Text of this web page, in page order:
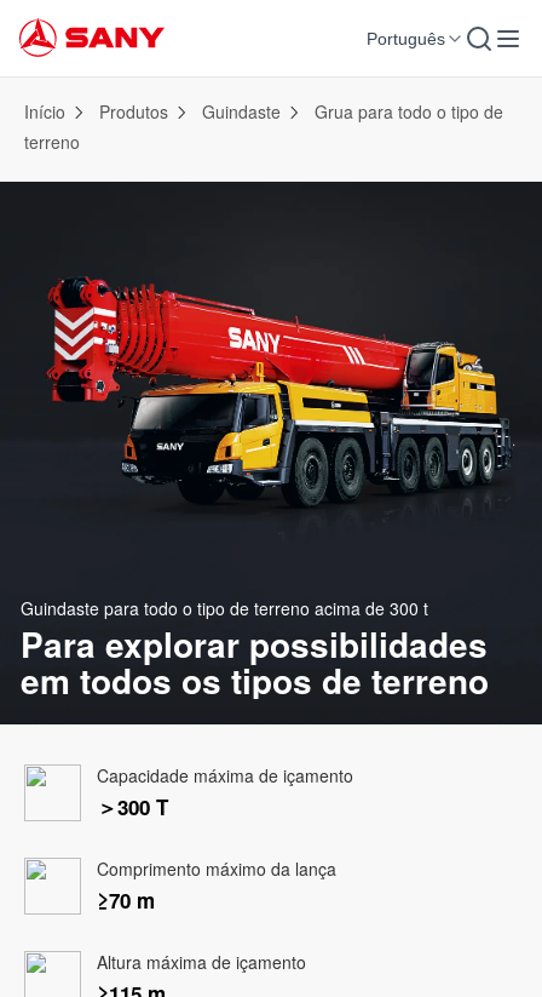
Português
Início Produtos Guindaste
Grua para todo o tipo de
terreno
Guindaste para todo o tipo de terreno acima de 300 t
Para explorar possibilidades
em todos os tipos de terreno
Capacidade máxima de içamento
＞300 T
Comprimento máximo da lança
≥70 m
Altura máxima de içamento